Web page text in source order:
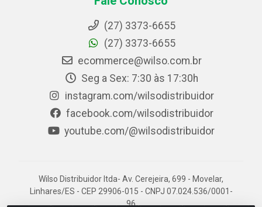
(27) 3373-6655
(27) 3373-6655
ecommerce@wilso.com.br
Seg a Sex: 7:30 às 17:30h
instagram.com/wilsodistribuidor
facebook.com/wilsodistribuidor
youtube.com/@wilsodistribuidor
Wilso Distribuidor ltda- Av. Cerejeira, 699 - Movelar,
Linhares/ES - CEP 29906-015 - CNPJ 07.024.536/0001-
96